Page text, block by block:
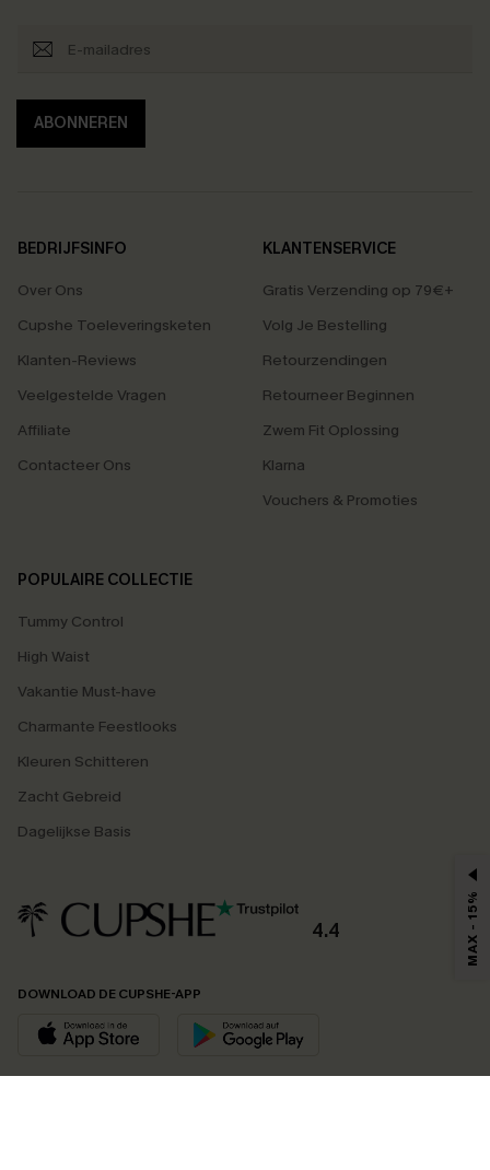
ABONNEREN
BEDRIJFSINFO
Over Ons
Cupshe Toeleveringsketen
Klanten-Reviews
Veelgestelde Vragen
Affiliate
Contacteer Ons
KLANTENSERVICE
Gratis Verzending op 79€+
Volg Je Bestelling
Retourzendingen
Retourneer Beginnen
Zwem Fit Oplossing
Klarna
Vouchers & Promoties
POPULAIRE COLLECTIE
Tummy Control
High Waist
Vakantie Must-have
Charmante Feestlooks
Kleuren Schitteren
Zacht Gebreid
Dagelijkse Basis
4.4
DOWNLOAD DE CUPSHE-APP
MAX - 15%